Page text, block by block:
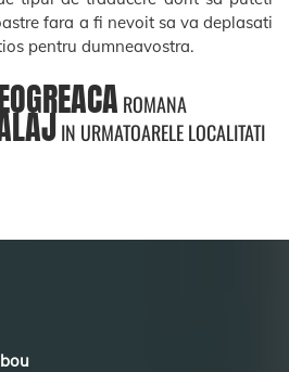
fara a fi nevoit sa va deplasati
pentru dumneavostra.
ROMANA
IN URMATOARELE LOCALITATI